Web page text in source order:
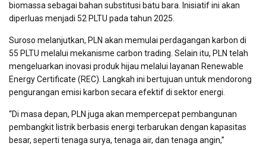
biomassa sebagai bahan substitusi batu bara. Inisiatif ini akan
diperluas menjadi 52 PLTU pada tahun 2025.
Suroso melanjutkan, PLN akan memulai perdagangan karbon di
55 PLTU melalui mekanisme carbon trading. Selain itu, PLN telah
mengeluarkan inovasi produk hijau melalui layanan Renewable
Energy Certificate (REC). Langkah ini bertujuan untuk mendorong
pengurangan emisi karbon secara efektif di sektor energi.
“Di masa depan, PLN juga akan mempercepat pembangunan
pembangkit listrik berbasis energi terbarukan dengan kapasitas
besar, seperti tenaga surya, tenaga air, dan tenaga angin,”